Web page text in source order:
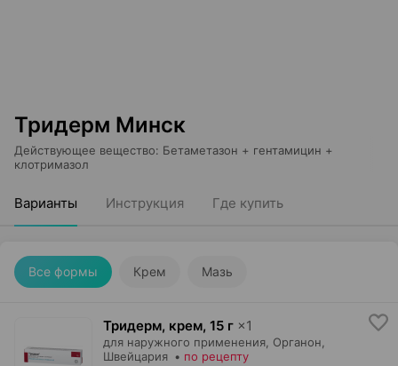
Тридерм Минск
Действующее вещество: Бетаметазон + гентамицин +
клотримазол
Варианты Инструкция Где купить
Все формы Крем Мазь
Тридерм, крем, 15 г ×1
для наружного применения, Органон
Швейцария • по рецепту